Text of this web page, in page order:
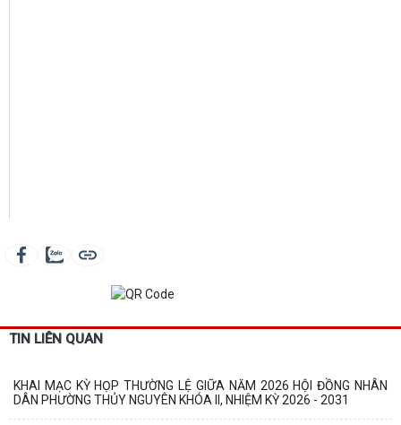
TIN LIÊN QUAN
KHAI MẠC KỲ HỌP THƯỜNG LỆ GIỮA NĂM 2026 HỘI ĐỒNG NHÂN
DÂN PHƯỜNG THỦY NGUYÊN KHÓA II, NHIỆM KỲ 2026 - 2031